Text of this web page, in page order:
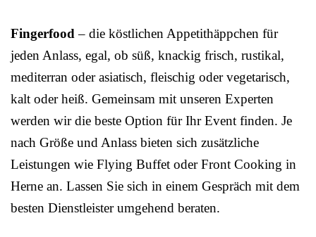
Fingerfood– die köstlichen Appetithäppchen für
jeden Anlass, egal, ob süß, knackig frisch, rustikal,
mediterran oder asiatisch, fleischig oder vegetarisch,
kalt oder heiß. Gemeinsam mit unseren Experten
werden wir die beste Option für Ihr Event finden. Je
nach Größe und Anlass bieten sich zusätzliche
Leistungen wie Flying Buffet oder Front Cooking in
Herne an. Lassen Sie sich in einem Gespräch mit dem
besten Dienstleister umgehend beraten.